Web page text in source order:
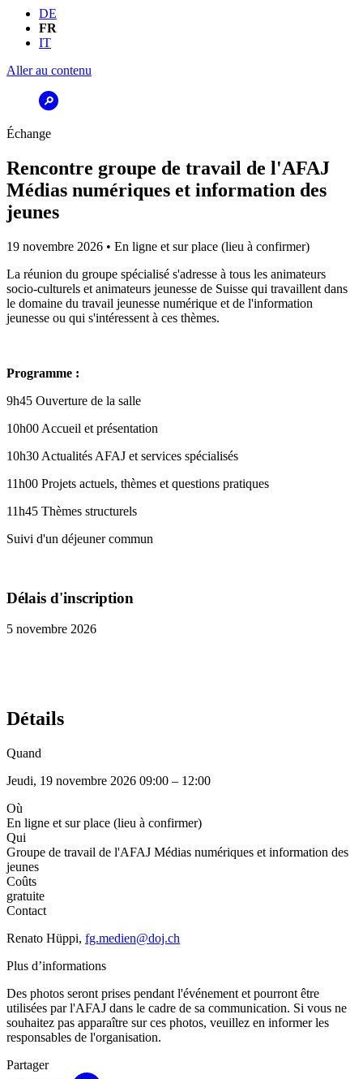
DE
FR
IT
Aller au contenu
Échange
Rencontre groupe de travail de l'AFAJ
Médias numériques et information des
jeunes
19 novembre 2026 • En ligne et sur place (lieu à confirmer)
La réunion du groupe spécialisé s'adresse à tous les animateurs
socio-culturels et animateurs jeunesse de Suisse qui travaillent dans
le domaine du travail jeunesse numérique et de l'information
jeunesse ou qui s'intéressent à ces thèmes.
Programme :
9h45 Ouverture de la salle
10h00 Accueil et présentation
10h30 Actualités AFAJ et services spécialisés
11h00 Projets actuels, thèmes et questions pratiques
11h45 Thèmes structurels
Suivi d'un déjeuner commun
Délais d'inscription
5 novembre 2026
Détails
Quand
Jeudi, 19 novembre 2026 09:00 – 12:00
Où
En ligne et sur place (lieu à confirmer)
Qui
Groupe de travail de l'AFAJ Médias numériques et information des
jeunes
Coûts
gratuite
Contact
Renato Hüppi, fg.medien@doj.ch
Plus d’informations
Des photos seront prises pendant l'événement et pourront être
utilisées par l'AFAJ dans le cadre de sa communication. Si vous ne
souhaitez pas apparaître sur ces photos, veuillez en informer les
responsables de l'organisation.
Partager